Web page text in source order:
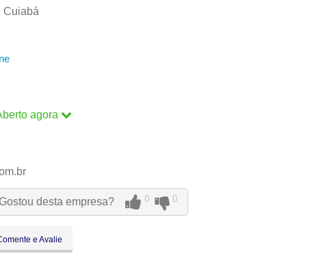
Cuiabá
agora
agora
Gostou desta empresa? 0 0
e Avalie